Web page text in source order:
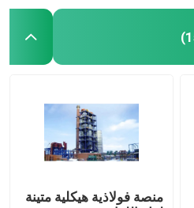
منصة فولاذية هيكلية متينة